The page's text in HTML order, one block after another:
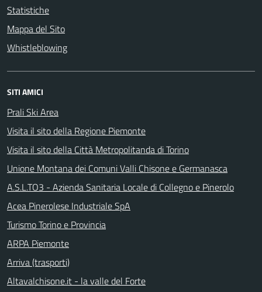
Statistiche
Mappa del Sito
Whistleblowing
SITI AMICI
Prali Ski Area
Visita il sito della Regione Piemonte
Visita il sito della Città Metropolitanda di Torino
Unione Montana dei Comuni Valli Chisone e Germanasca
A.S.L.TO3 - Azienda Sanitaria Locale di Collegno e Pinerolo
Acea Pinerolese Industriale SpA
Turismo Torino e Provincia
ARPA Piemonte
Arriva (trasporti)
Altavalchisone.it - la valle del Forte